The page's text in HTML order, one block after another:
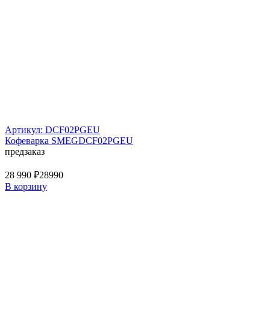
Артикул: DCF02PGEU
Кофеварка SMEGDCF02PGEU
предзаказ
28 990 ₽28990
В корзину